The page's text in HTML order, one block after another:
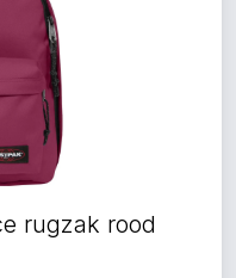
rugzak rood